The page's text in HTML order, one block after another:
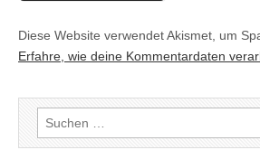
Diese Website verwendet Akismet, um
Erfahre, wie deine Kommentardaten
Suchen
nach: